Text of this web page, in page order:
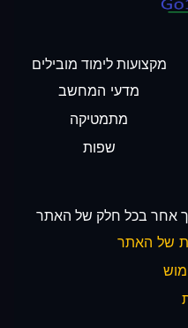
מקצועות לימוד מובילים
מדעי המחשב
מתמטיקה
שפות
אחר בכל חלק של האתר
של האתר